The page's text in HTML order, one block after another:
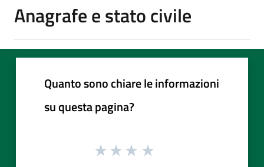
Anagrafe e stato civile
Quanto sono chiare le informazioni
su questa pagina?